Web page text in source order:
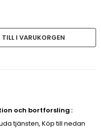
I VARUKORGEN
och bortforsling
tjänsten, Köp till nedan